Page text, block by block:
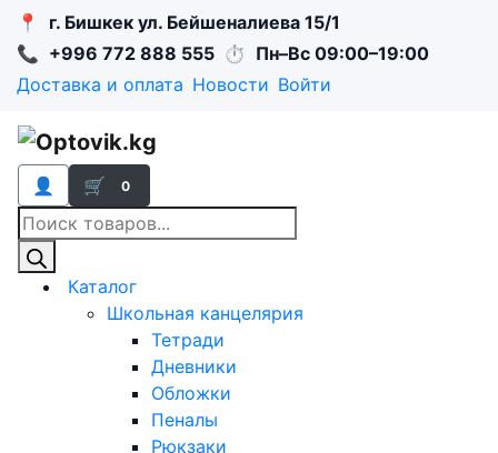
📍
г. Бишкек ул. Бейшеналиева 15/1
📞 +996 772 888 555 ⏱ Пн–Вс 09:00–19:00
Доставка и оплата Новости Войти
👤 🛒 0
Поиск
товаров
Каталог
Школьная канцелярия
Тетради
Дневники
Обложки
Пеналы
Рюкзаки